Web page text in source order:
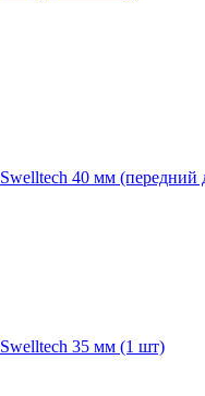
40 мм
35 мм (1 шт)